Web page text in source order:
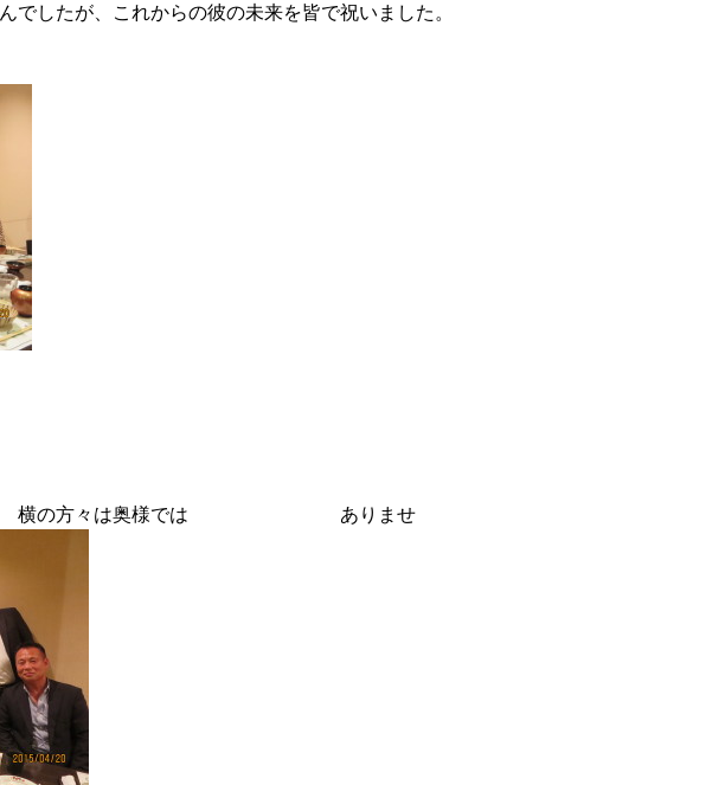
でしたが、これからの彼の未来を皆で祝いました。
の方々は奥様では ありませ